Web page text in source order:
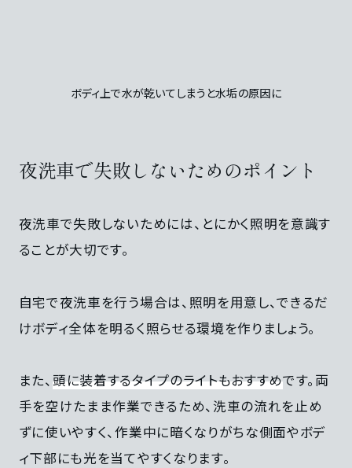
ボディ上で水が乾いてしまうと水垢の原因に
夜洗車で失敗しないためのポイント
夜洗車で失敗しないためには、とにかく照明を意識す
ることが大切です。
自宅で夜洗車を行う場合は、照明を用意し、できるだ
けボディ全体を明るく照らせる環境を作りましょう。
また、頭に装着するタイプのライトもおすすめです。両
手を空けたまま作業できるため、洗車の流れを止め
ずに使いやすく、作業中に暗くなりがちな側面やボデ
ィ下部にも光を当てやすくなります。